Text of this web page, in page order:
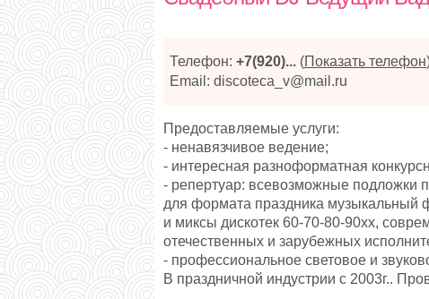
Телефон: +7(920)... (Показать телефон
Email: discoteca_v@mail.ru
Предоставляемые услуги:
- ненавязчивое ведение;
- интересная разноформатная
- репертуар: всевозможные подложки
для формата праздника музыкальный
и миксы дискотек 60-70-80-90хх,
отечественных и зарубежных
- профессиональное световое и
В праздничной индустрии с 2003г..